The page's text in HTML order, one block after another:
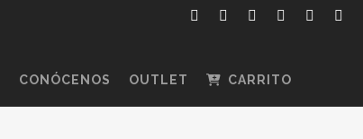
CONÓCENOS OUTLET CARRITO